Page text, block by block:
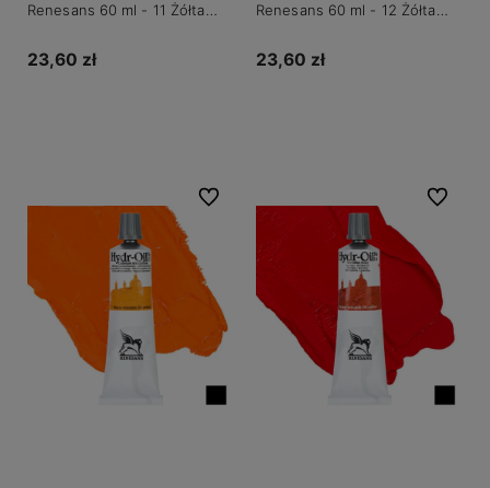
Renesans 60 ml - 11 Żółta
23,60 zł
Renesans 60 ml - 12 Żółta
23,60 zł
Do ulubionych Do